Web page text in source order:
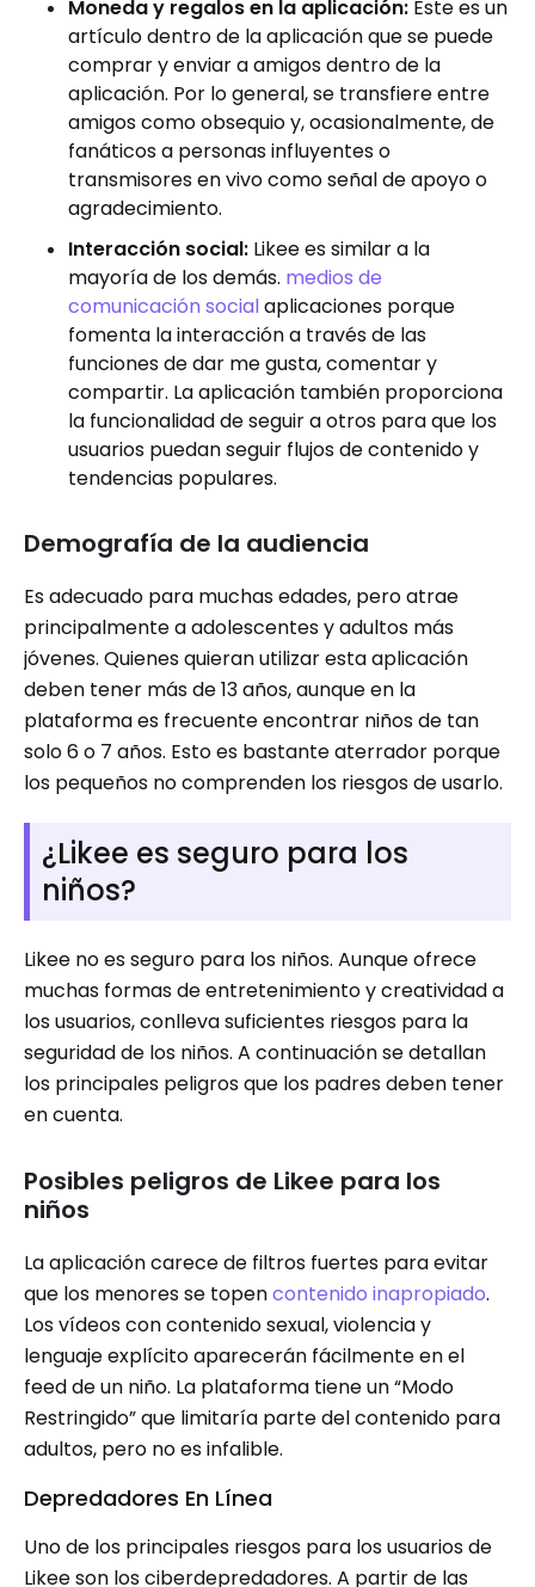
Moneda y regalos en la aplicación: Este es un
artículo dentro de la aplicación que se puede
comprar y enviar a amigos dentro de la
aplicación. Por lo general, se transfiere entre
amigos como obsequio y, ocasionalmente, de
fanáticos a personas influyentes o
transmisores en vivo como señal de apoyo o
agradecimiento.
Interacción social: Likee es similar a la
mayoría de los demás. medios de
comunicación socialaplicaciones porque
fomenta la interacción a través de las
funciones de dar me gusta, comentar y
compartir. La aplicación también proporciona
la funcionalidad de seguir a otros para que los
usuarios puedan seguir flujos de contenido y
tendencias populares.
Demografía de la audiencia
Es adecuado para muchas edades, pero atrae
principalmente a adolescentes y adultos más
jóvenes. Quienes quieran utilizar esta aplicación
deben tener más de 13 años, aunque en la
plataforma es frecuente encontrar niños de tan
solo 6 o 7 años. Esto es bastante aterrador porque
los pequeños no comprenden los riesgos de usarlo.
¿Likee es seguro para los
niños?
Likee no es seguro para los niños. Aunque ofrece
muchas formas de entretenimiento y creatividad a
los usuarios, conlleva suficientes riesgos para la
seguridad de los niños. A continuación se detallan
los principales peligros que los padres deben tener
en cuenta.
Posibles peligros de Likee para los
niños
La aplicación carece de filtros fuertes para evitar
que los menores se topencontenido inapropiado.
Los vídeos con contenido sexual, violencia y
lenguaje explícito aparecerán fácilmente en el
feed de un niño. La plataforma tiene un “Modo
Restringido” que limitaría parte del contenido para
adultos, pero no es infalible.
Depredadores En Línea
Uno de los principales riesgos para los usuarios de
Likee son los ciberdepredadores. A partir de las